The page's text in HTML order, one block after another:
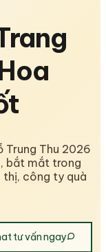
Trung Thu 2026
bắt mắt trong
thị, công ty quà
tư vấn ngay